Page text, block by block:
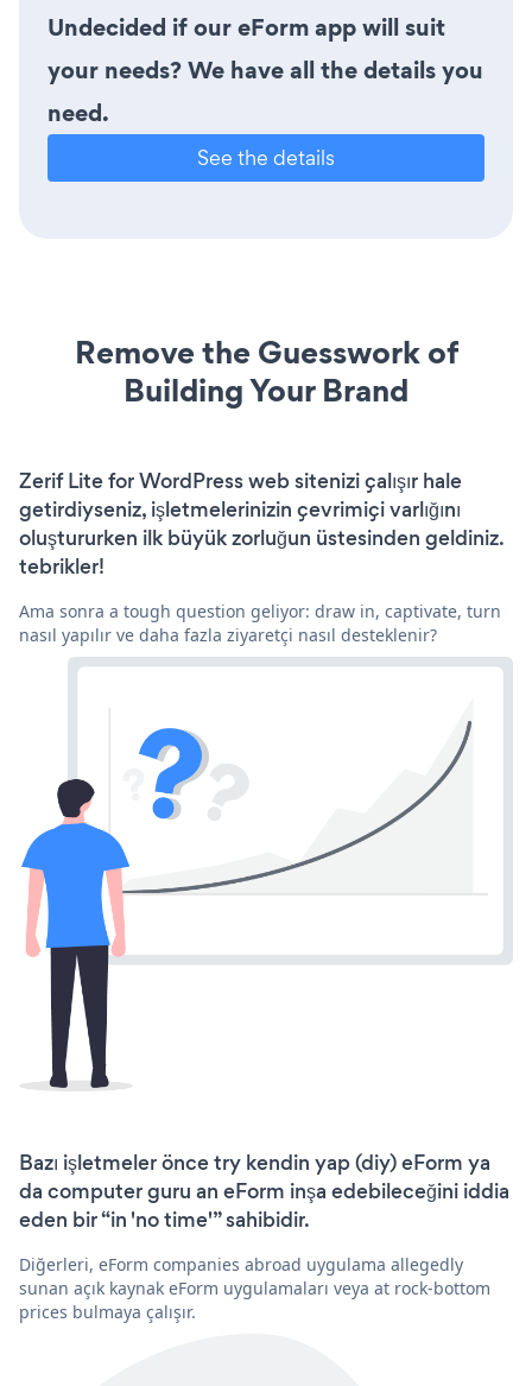
Undecided if our eForm app will suit
your needs? We have all the details you
need.
See the details
Remove the Guesswork of
Building Your Brand
Zerif Lite for WordPress web sitenizi çalışır hale
getirdiyseniz, işletmelerinizin çevrimiçi varlığını
oluştururken ilk büyük zorluğun üstesinden geldiniz.
tebrikler!
Ama sonra a tough question geliyor: draw in, captivate, turn
nasıl yapılır ve daha fazla ziyaretçi nasıl desteklenir?
Bazı işletmeler önce try kendin yap (diy) eForm ya
da computer guru an eForm inşa edebileceğini iddia
eden bir “in 'no time'” sahibidir.
Diğerleri, eForm companies abroad uygulama allegedly
sunan açık kaynak eForm uygulamaları veya at rock-bottom
prices bulmaya çalışır.